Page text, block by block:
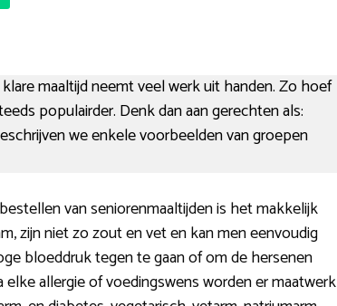
maaltijd neemt veel werk uit handen. Zo hoef
populairder. Denk dan aan gerechten als:
we enkele voorbeelden van groepen
van seniorenmaaltijden is het makkelijk
zijn niet zo zout en vet en kan men eenvoudig
bloeddruk tegen te gaan of om de hersenen
allergie of voedingswens worden er maatwerk